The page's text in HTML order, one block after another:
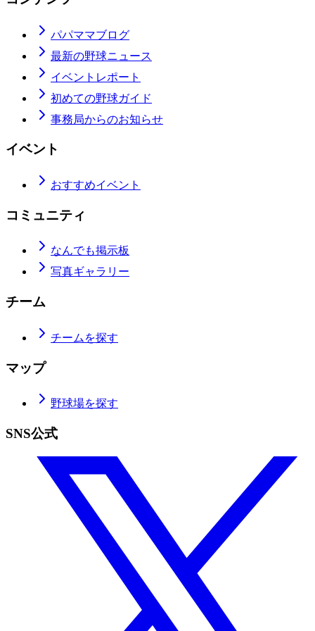
パパママブログ
最新の野球ニュース
イベントレポート
初めての野球ガイド
事務局からのお知らせ
イベント
おすすめイベント
コミュニティ
なんでも掲示板
写真ギャラリー
チーム
チームを探す
マップ
野球場を探す
SNS公式